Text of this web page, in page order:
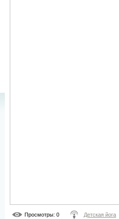
Просмотры: 0 Детская йога